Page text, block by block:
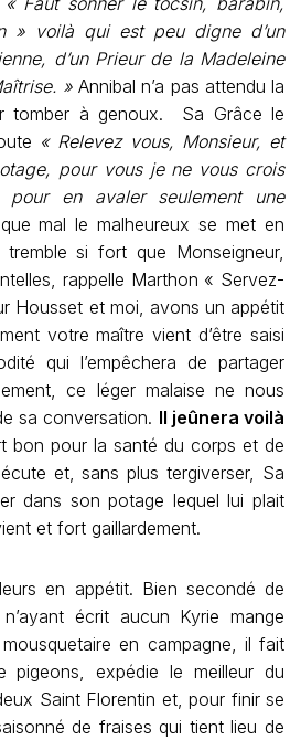
» voilà qui est peu digne d’un
d’un Prieur de la Madeleine
» Annibal n’a pas attendu la
tomber à genoux. Sa Grâce le
« Relevez vous, Monsieur, et
pour vous je ne vous crois
pour en avaler seulement une
mal le malheureux se met en
tremble si fort que Monseigneur,
rappelle Marthon « Servez-
Housset et moi, avons un appétit
votre maître vient d’être saisi
qui l’empêchera de partager
ce léger malaise ne nous
sa conversation. Il jeûnera voilà
bon pour la santé du corps et de
et, sans plus tergiverser, Sa
dans son potage lequel lui plait
et fort gaillardement.
en appétit. Bien secondé de
écrit aucun Kyrie mange
en campagne, il fait
pigeons, expédie le meilleur du
Saint Florentin et, pour finir se
de fraises qui tient lieu de